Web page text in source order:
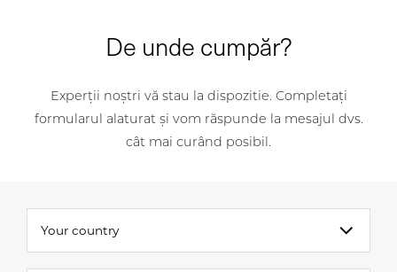
De unde cumpăr?
Experții noștri vă stau la dispozitie. Completați
formularul alaturat și vom răspunde la mesajul dvs.
cât mai curând posibil.